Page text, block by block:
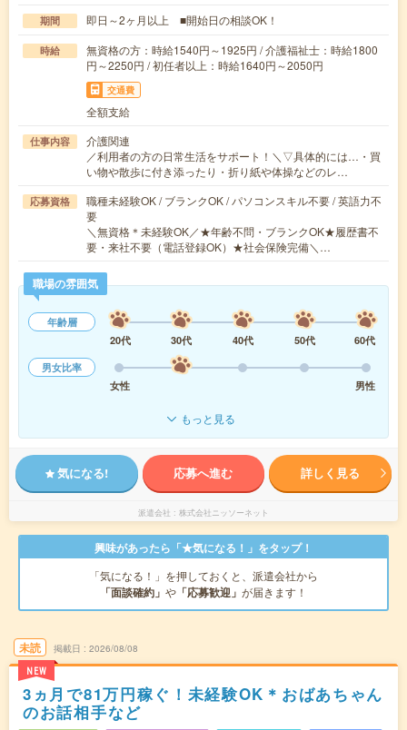
期間 即日～2ヶ月以上 ■開始日の相談OK！
時給
無資格の方：時給1540円～1925円 / 介護福祉士：時給1800
円～2250円 / 初任者以上：時給1640円～2050円
交通費
全額支給
仕事内容
介護関連
／利用者の方の日常生活をサポート！＼▽具体的には…・買
い物や散歩に付き添ったり・折り紙や体操などのレ…
応募資格
職種未経験OK / ブランクOK / パソコンスキル不要 / 英語力不
要
＼無資格＊未経験OK／★年齢不問・ブランクOK★履歴書不
要・来社不要（電話登録OK）★社会保険完備＼…
職場の雰囲気
年齢層
20代
30代 40代 50代
60代
男女比率
女性
男性
もっと見る
気になる! 応募へ進む 詳しく見る
派遣会社 株式会社ニッソーネット
興味があったら「★気になる！」をタップ！
「気になる！」を押しておくと、派遣会社から
「面談確約」 や 「応募歓迎」 が届きます！
未読
NEW
掲載日 2026/08/08
3ヵ月で81万円稼ぐ！未経験OK＊おばあちゃん
のお話相手など